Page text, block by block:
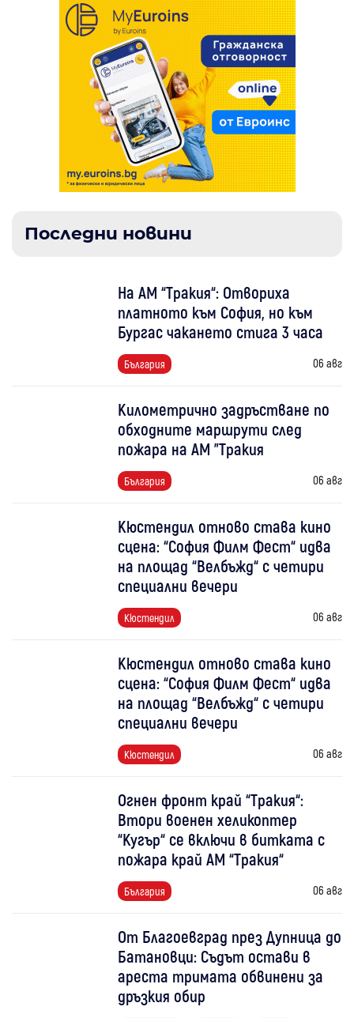
Последни новини
На АМ “Тракия“: Отвориха
платното към София, но към
Бургас чакането стига 3 часа
България 06 авг
Километрично задръстване по
обходните маршрути след
пожара на АМ "Тракия
България 06 авг
Кюстендил отново става кино
сцена: “София Филм Фест“ идва
на площад “Велбъжд“ с четири
специални вечери
Кюстендил 06 авг
Кюстендил отново става кино
сцена: “София Филм Фест“ идва
на площад “Велбъжд“ с четири
специални вечери
Кюстендил 06 авг
Огнен фронт край “Тракия“:
Втори военен хеликоптер
“Кугър“ се включи в битката с
пожара край АМ “Тракия“
България 06 авг
От Благоевград през Дупница до
Батановци: Съдът остави в
ареста тримата обвинени за
дръзкия обир